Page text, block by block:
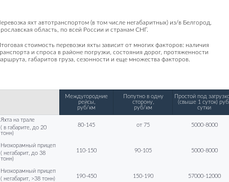
яхт автотранспортом (в том числе негабаритных) из/в Белгород,
область, по всей России и странам СНГ.
стоимость перевозки яхты зависит от многих факторов: наличия
и спроса в районе погрузки, состояния дорог, протяженности
габаритов груза, сезонности и еще множества факторов.
Междугородние
рейсы,
руб/км
Попутно в одну
сторону,
руб/км
Простой под
(свыше 1 суток)
сутки
Яхта на трале
( в габарите, до 20
тонн)
80-145 от 75 5000-8000
Низкорамный прицеп
( негабарит, до 38
тонн)
110-150 90-105 5000-8000
Низкорамный прицеп
( негабарит, >38 тонн)
190-450 150-190 57000-12000